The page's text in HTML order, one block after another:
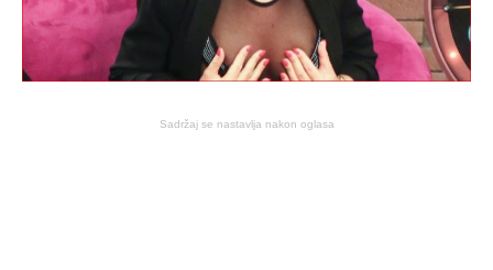
Sadržaj se nastavlja nakon oglasa